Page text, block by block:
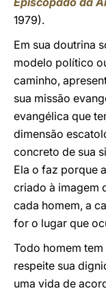
1979).
Em sua doutrina
modelo político
caminho,
sua missão
evangélica que
dimensão
concreto de sua
Ela o faz porque
criado à imagem
cada homem, a
for o lugar que
Todo homem
respeite sua
uma vida de